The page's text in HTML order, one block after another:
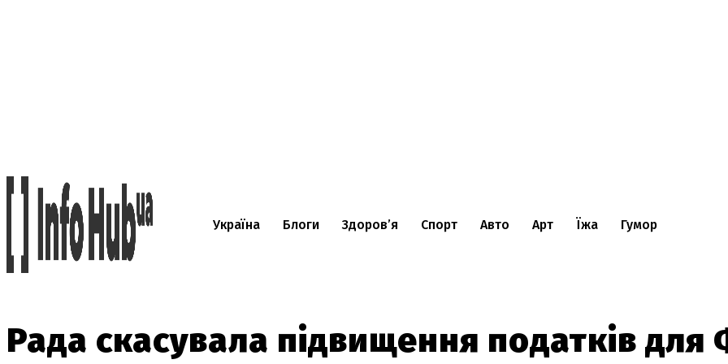
Україна Блоги Здоров’я Спорт Авто Арт Їжа Гумор
Рада скасувала підвищення податків